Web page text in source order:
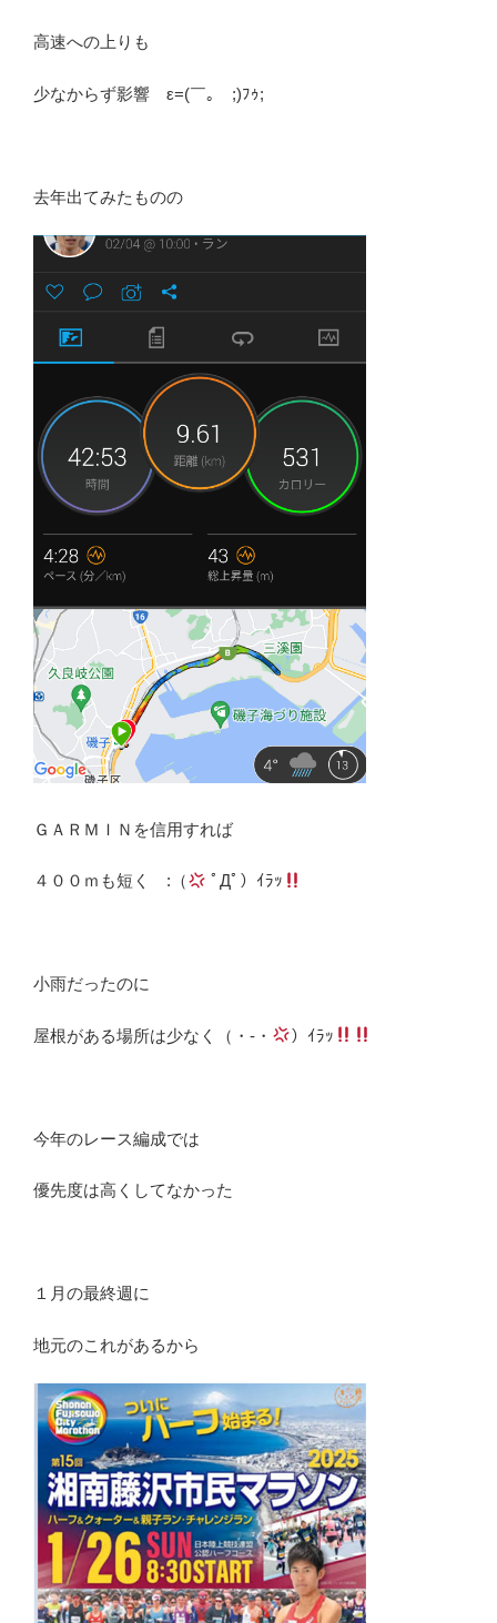
高速への上りも
少なからず影響 ε=(￣｡￣;)ﾌｩ;
去年出てみたものの
ＧＡＲＭＩＮを信用すれば
４００ｍも短く :（ ﾟДﾟ）ｲﾗｯ
小雨だったのに
屋根がある場所は少なく（・-・ ）ｲﾗｯ
今年のレース編成では
優先度は高くしてなかった
１月の最終週に
地元のこれがあるから